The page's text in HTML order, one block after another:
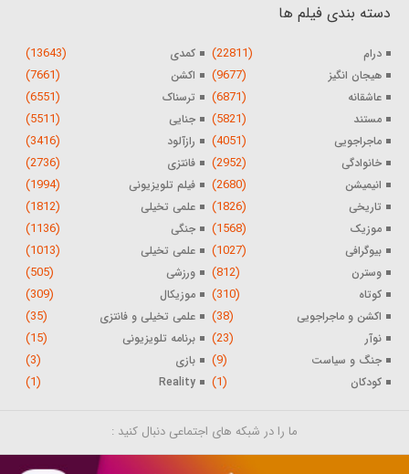
دسته بندی فیلم ها
درام (22811) کمدی (13643)
هیجان انگیز (9677) اکشن (7661)
عاشقانه (6871) ترسناک (6551)
مستند (5821) جنایی (5511)
ماجراجویی (4051) رازآلود (3416)
خانوادگی (2952) فانتزی (2736)
انیمیشن (2680) فیلم تلویزیونی (1994)
تاریخی (1826) علمی تخیلی (1812)
موزیک (1568) جنگی (1136)
بیوگرافی (1027) علمی تخیلی (1013)
وسترن (812) ورزشی (505)
کوتاه (310) موزیکال (309)
اکشن و ماجراجویی (38) علمی تخیلی و فانتزی (35)
نوآر (23) برنامه تلویزیونی (15)
جنگ و سیاست (9) بازی (3)
کودکان (1)
Reality
(1)
ما را در شبکه های اجتماعی دنبال کنید :